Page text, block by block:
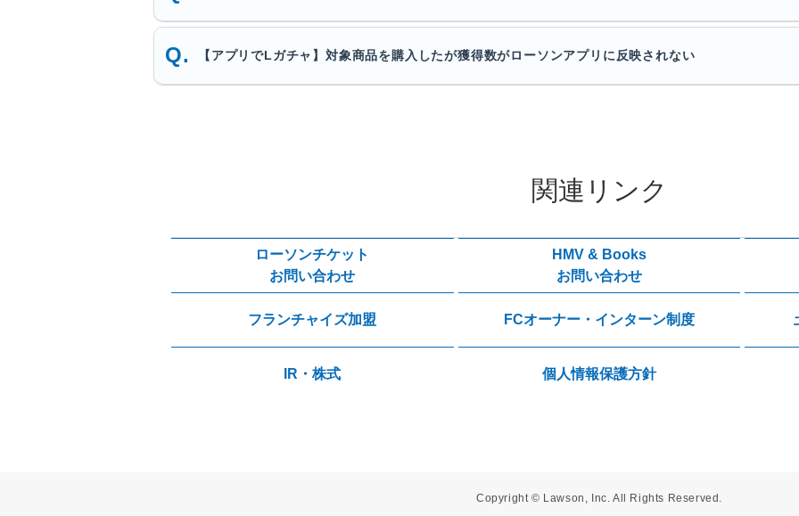
【アプリでLガチャ】対象商品を購入したが獲得数がローソンアプリに反映されない
関連リンク
ローソンチケット
お問い合わせ
HMV & Books
お問い合わせ
フランチャイズ加盟 FCオーナー・インターン制度
IR・株式 個人情報保護方針
Copyright © Lawson, Inc. All Rights Reserved.